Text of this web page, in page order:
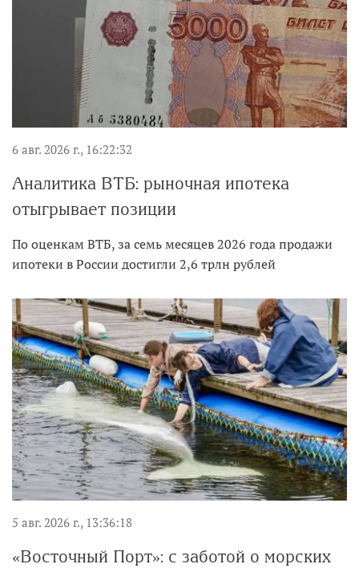
6 авг. 2026 г., 16:22:32
Аналитика ВТБ: рыночная ипотека
отыгрывает позиции
По оценкам ВТБ, за семь месяцев 2026 года продажи
ипотеки в России достигли 2,6 трлн рублей
5 авг. 2026 г., 13:36:18
«Восточный Порт»: с заботой о морских